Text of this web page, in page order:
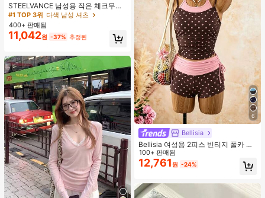
STEELVANCE 남성용 작은 체크무늬
반팔 셔츠, 단일 포켓 클래식 스타일,
격식 또는 캐주얼한 경우, 휴가, 식사,
사무실, 캐주얼 홈웨어에 적합, 다용
도, 편안한 원단 셔츠, 자신에게 입거
#1 TOP 3위 다색 남성 셔츠
400+ 판매됨
11,042원 -37% 추정된
6
Bellisia
Bellisia 여성용 2피스 빈티지 폴카 도
트 프린트 스파게티 스트랩 탱크 탑 및
드로스트링 반바지 비키니 세트, 여름
해변 휴가에 적합
100+ 판매됨
12,761 원 -24%